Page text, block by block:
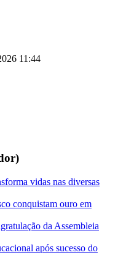
11:44
vidas nas diversas
conquistam ouro em
da Assembleia
após sucesso do